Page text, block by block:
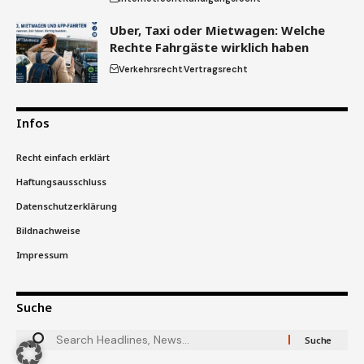
Uber, Taxi oder Mietwagen: Welche
Rechte Fahrgäste wirklich haben
VerkehrsrechtVertragsrecht
Infos
Recht einfach erklärt
Haftungsausschluss
Datenschutzerklärung
Bildnachweise
Impressum
Suche